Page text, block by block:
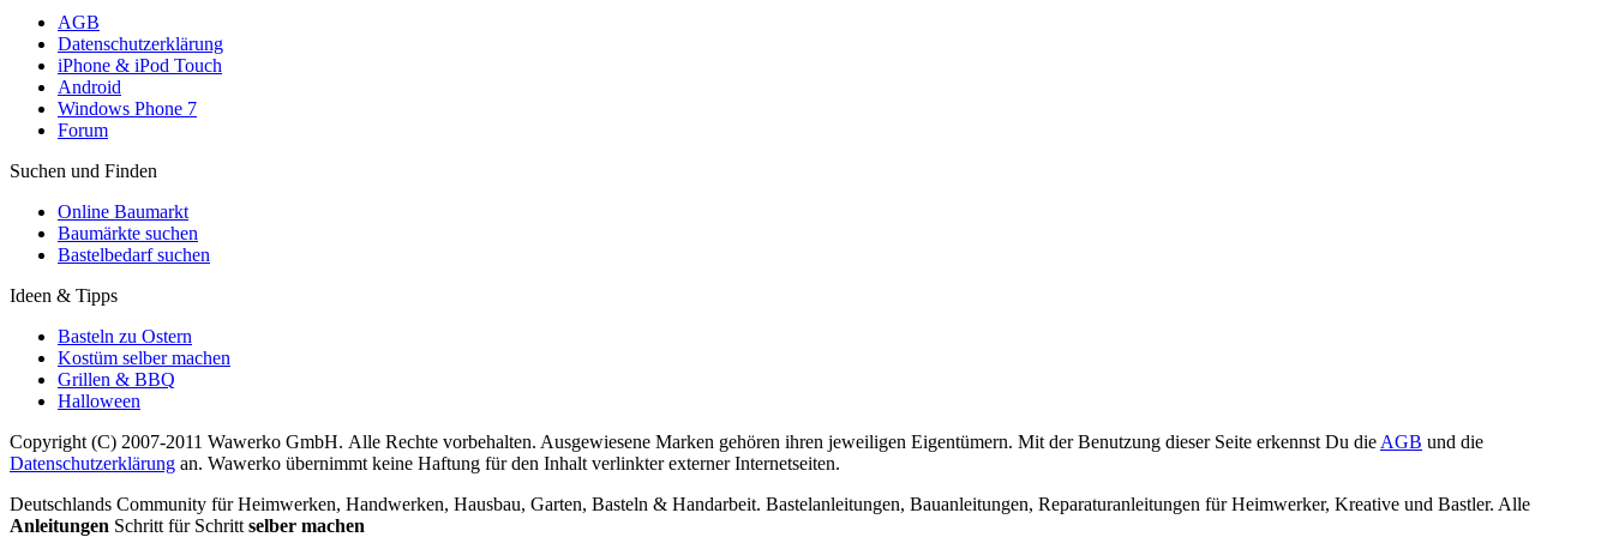
AGB
Datenschutzerklärung
iPhone & iPod Touch
Android
Windows Phone 7
Forum
Suchen und Finden
Online Baumarkt
Baumärkte suchen
Bastelbedarf suchen
Ideen & Tipps
Basteln zu Ostern
Kostüm selber machen
Grillen & BBQ
Halloween
Copyright (C) 2007-2011 Wawerko GmbH. Alle Rechte vorbehalten. Ausgewiesene Marken gehören ihren jeweiligen Eigentümern. Mit der Benutzung dieser Seite erkennst Du die AGB und die
Datenschutzerklärung an. Wawerko übernimmt keine Haftung für den Inhalt verlinkter externer Internetseiten.
Deutschlands Community für Heimwerken, Handwerken, Hausbau, Garten, Basteln & Handarbeit. Bastelanleitungen, Bauanleitungen, Reparaturanleitungen für Heimwerker, Kreative und Bastler. Alle
Anleitungen Schritt für Schritt selber machen